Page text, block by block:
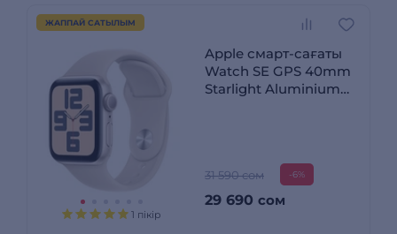
ЖАППАЙ САТЫЛЫМ
1 пікір
Apple смарт-сағаты
Watch SE GPS 40mm
Starlight Aluminium
31 590 сом -6%
29 690 сом